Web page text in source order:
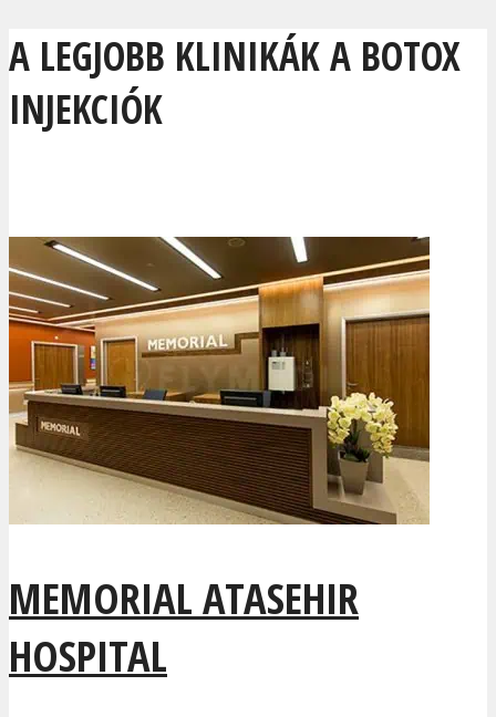
A LEGJOBB KLINIKÁK A BOTOX
INJEKCIÓK
MEMORIAL ATASEHIR
HOSPITAL